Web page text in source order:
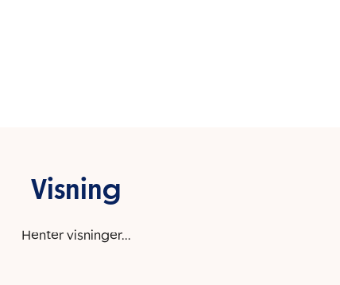
Visning
Henter visninger...